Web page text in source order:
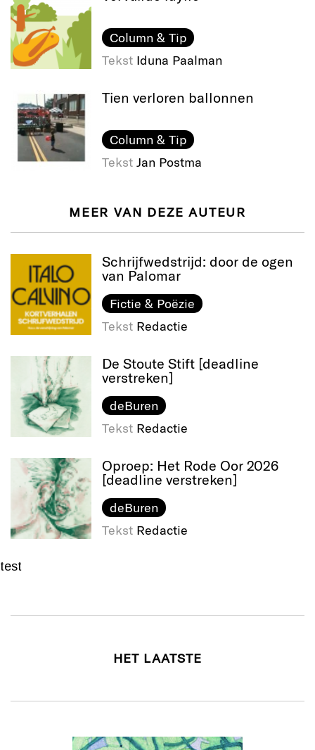
Column & Tip
Tekst Iduna Paalman
Tien verloren ballonnen
Column & Tip
Tekst Jan Postma
MEER VAN DEZE AUTEUR
Schrijfwedstrijd: door de ogen
van Palomar
Fictie & Poëzie
Tekst Redactie
De Stoute Stift [deadline
verstreken]
deBuren
Tekst Redactie
Oproep: Het Rode Oor 2026
[deadline verstreken]
deBuren
Tekst Redactie
test
HET LAATSTE